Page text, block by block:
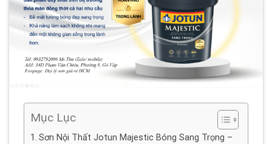
Mục Lục
Sơn Nội Thất Jotun Majestic Bóng Sang Trọng –